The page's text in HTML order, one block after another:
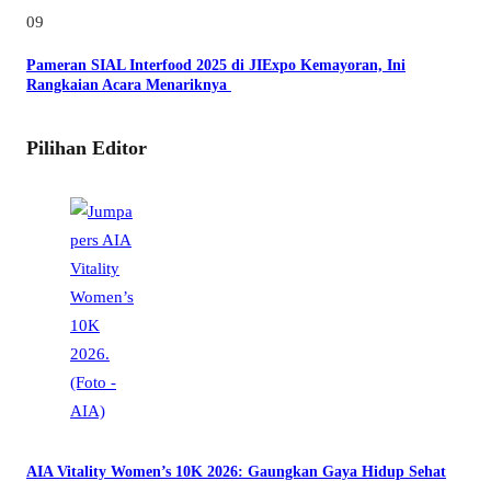
09
Pameran SIAL Interfood 2025 di JIExpo Kemayoran, Ini
Rangkaian Acara Menariknya
Pilihan Editor
AIA Vitality Women’s 10K 2026: Gaungkan Gaya Hidup Sehat